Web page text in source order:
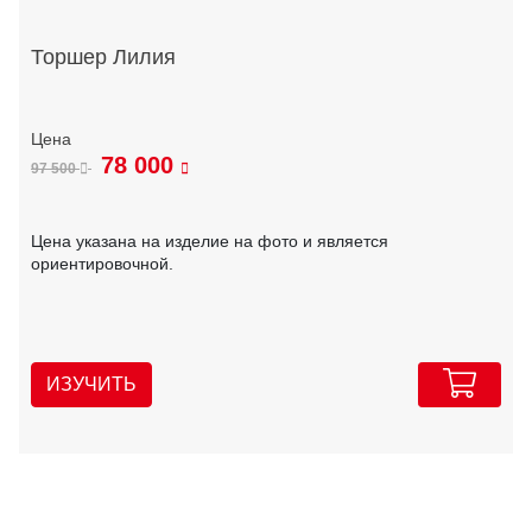
Торшер Лилия
97 500 78 000
Цена указана на изделие на фото и является
ориентировочной.
ИЗУЧИТЬ